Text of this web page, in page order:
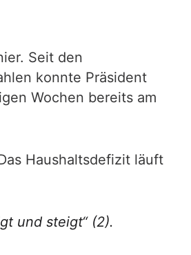
Seit den
konnte Präsident
Wochen bereits am
Haushaltsdefizit läuft
und steigt“ (2).